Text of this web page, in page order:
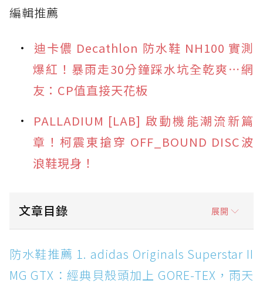
編輯推薦
迪卡儂 Decathlon 防水鞋 NH100 實測
爆紅！暴雨走30分鐘踩水坑全乾爽⋯網
友：CP值直接天花板
PALLADIUM [LAB] 啟動機能潮流新篇
章！柯震東搶穿 OFF_BOUND DISC波
浪鞋現身！
文章目錄 展開
防水鞋推薦 1. adidas Originals Superstar II
MG GTX：經典貝殼頭加上 GORE-TEX，雨天街
頭穿搭神鞋
防水鞋推薦 1. adidas Originals Superstar II
MG GTX：經典貝殼頭加上 GORE-TEX，雨天